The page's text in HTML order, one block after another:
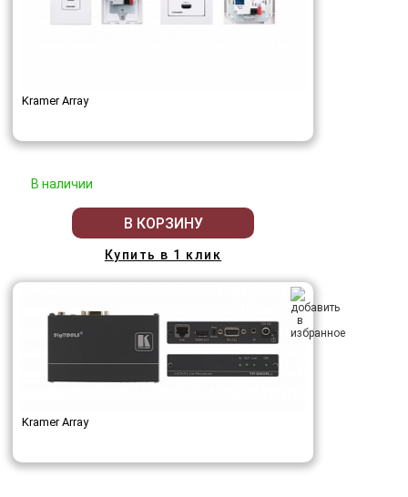
Kramer Array
В наличии
В КОРЗИНУ
Купить в 1 клик
Kramer Array